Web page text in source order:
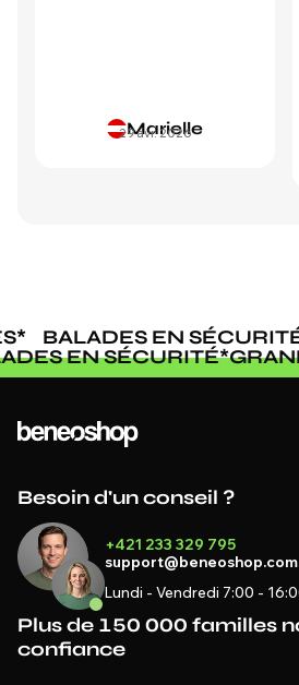
Marielle
29 avr. 2026
BALADES EN SÉCURITÉ*
EN SÉCURITÉ*
Besoin d'un conseil ?
+421 233 329 795
support@beneoshop.com
Lundi - Vendredi 7:00 -
Plus de 150 000 familles
confiance